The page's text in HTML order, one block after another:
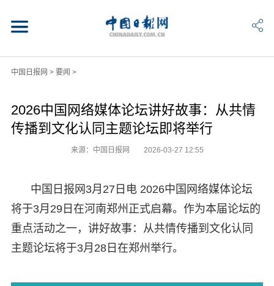
中国日报网 > 要闻 >
2026中国网络媒体论坛讲好故事：从共情
传播到文化认同主题论坛即将举行
来源：中国日报网 2026-03-27 12:55
中国日报网3月27日电 2026中国网络媒体论坛
将于3月29日在河南郑州正式启幕。作为本届论坛的
重点活动之一，讲好故事：从共情传播到文化认同
主题论坛将于3月28日在郑州举行。